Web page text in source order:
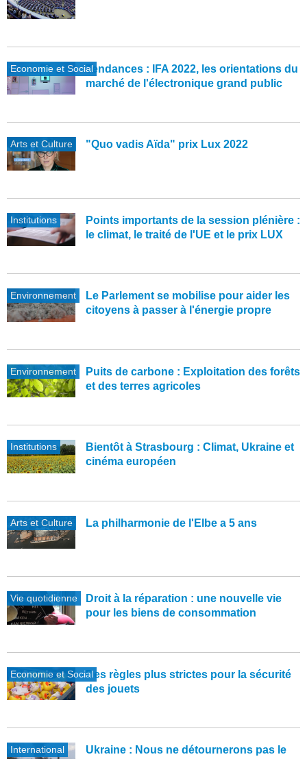
Economie et SocialTendances : IFA 2022, les orientations du
marché de l'électronique grand public
Arts et Culture "Quo vadis Aïda" prix Lux 2022
Institutions
Points importants de la session plénière :
le climat, le traité de l'UE et le prix LUX
Environnement
Le Parlement se mobilise pour aider les
citoyens à passer à l'énergie propre
Environnement
Puits de carbone : Exploitation des forêts
et des terres agricoles
Institutions
Bientôt à Strasbourg : Climat, Ukraine et
cinéma européen
Arts et Culture La philharmonie de l'Elbe a 5 ans
Vie quotidienne
Droit à la réparation : une nouvelle vie
pour les biens de consommation
Economie et SocialDes règles plus strictes pour la sécurité
des jouets
International
Ukraine : Nous ne détournerons pas le